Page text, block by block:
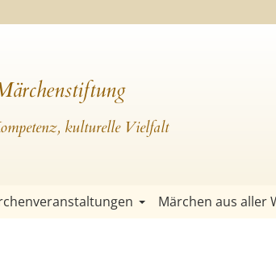
kulturelle Vielfalt
Märchen aus aller